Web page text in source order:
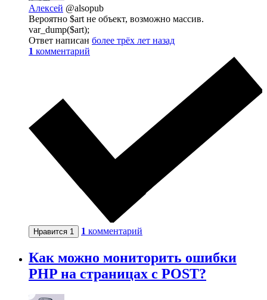
Алексей @alsopub
Вероятно $art не объект, возможно массив.
var_dump($art);
Ответ написан более трёх лет назад
1 комментарий
Нравится 1 1 комментарий
Как можно мониторить ошибки
PHP на страницах с POST?